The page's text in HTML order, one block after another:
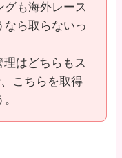
グも海外レース
なら取らないっ
理はどちらもス
こちらを取得